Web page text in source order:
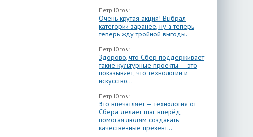
Петр Югов:
Очень крутая акция! Выбрал
категории заранее, ну а теперь
теперь жду тройной выгоды.
Петр Югов:
Здорово, что Сбер поддерживает
такие культурные проекты — это
показывает, что технологии и
искусство...
Петр Югов:
Это впечатляет — технология от
Сбера делает шаг вперёд,
помогая людям создавать
качественные презент...